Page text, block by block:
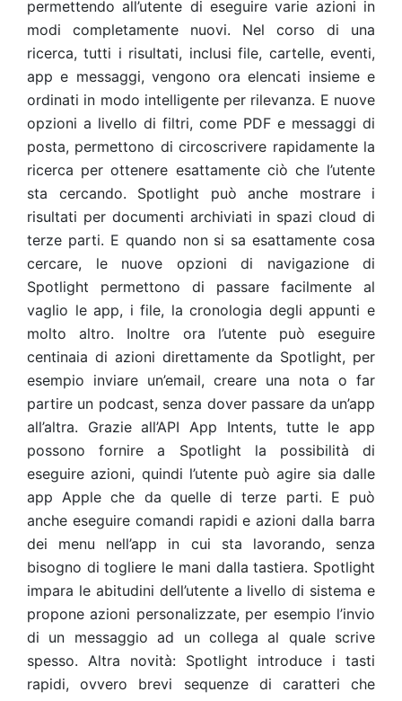
permettendo all’utente di eseguire varie azioni in
modi completamente nuovi. Nel corso di una
ricerca, tutti i risultati, inclusi file, cartelle, eventi,
app e messaggi, vengono ora elencati insieme e
ordinati in modo intelligente per rilevanza. E nuove
opzioni a livello di filtri, come PDF e messaggi di
posta, permettono di circoscrivere rapidamente la
ricerca per ottenere esattamente ciò che l’utente
sta cercando. Spotlight può anche mostrare i
risultati per documenti archiviati in spazi cloud di
terze parti. E quando non si sa esattamente cosa
cercare, le nuove opzioni di navigazione di
Spotlight permettono di passare facilmente al
vaglio le app, i file, la cronologia degli appunti e
molto altro. Inoltre ora l’utente può eseguire
centinaia di azioni direttamente da Spotlight, per
esempio inviare un’email, creare una nota o far
partire un podcast, senza dover passare da un’app
all’altra. Grazie all’API App Intents, tutte le app
possono fornire a Spotlight la possibilità di
eseguire azioni, quindi l’utente può agire sia dalle
app Apple che da quelle di terze parti. E può
anche eseguire comandi rapidi e azioni dalla barra
dei menu nell’app in cui sta lavorando, senza
bisogno di togliere le mani dalla tastiera. Spotlight
impara le abitudini dell’utente a livello di sistema e
propone azioni personalizzate, per esempio l’invio
di un messaggio ad un collega al quale scrive
spesso. Altra novità: Spotlight introduce i tasti
rapidi, ovvero brevi sequenze di caratteri che